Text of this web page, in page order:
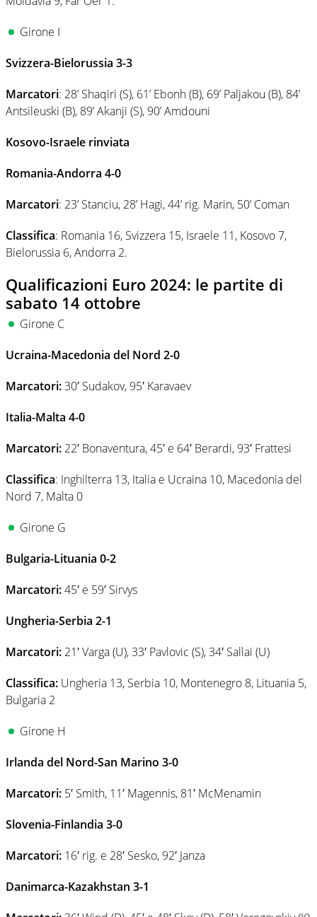
Girone I
Svizzera-Bielorussia 3-3
Marcatori: 28’ Shaqiri (S), 61’ Ebonh (B), 69’ Paljakou (B), 84’
Antsileuski (B), 89’ Akanji (S), 90’ Amdouni
Kosovo-Israele rinviata
Romania-Andorra 4-0
Marcatori: 23’ Stanciu, 28’ Hagi, 44’ rig. Marin, 50’ Coman
Classifica: Romania 16, Svizzera 15, Israele 11, Kosovo 7,
Bielorussia 6, Andorra 2.
Qualificazioni Euro 2024: le partite di
sabato 14 ottobre
Girone C
Ucraina-Macedonia del Nord 2-0
Marcatori:30′ Sudakov, 95′ Karavaev
Italia-Malta 4-0
Marcatori: 22′ Bonaventura, 45′ e 64′ Berardi, 93′ Frattesi
Classifica: Inghilterra 13, Italia e Ucraina 10, Macedonia del
Nord 7, Malta 0
Girone G
Bulgaria-Lituania 0-2
Marcatori:45′ e 59′ Sirvys
Ungheria-Serbia 2-1
Marcatori: 21′ Varga (U), 33′ Pavlovic (S), 34′ Sallai (U)
Classifica: Ungheria 13, Serbia 10, Montenegro 8, Lituania 5,
Bulgaria 2
Girone H
Irlanda del Nord-San Marino 3-0
Marcatori: 5′ Smith, 11′ Magennis, 81′ McMenamin
Slovenia-Finlandia 3-0
Marcatori: 16′ rig. e 28′ Sesko, 92′ Janza
Danimarca-Kazakhstan 3-1